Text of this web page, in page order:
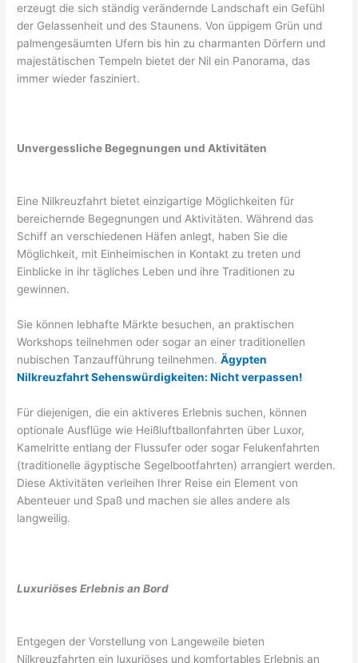
erzeugt die sich ständig verändernde Landschaft ein Gefühl
der Gelassenheit und des Staunens. Von üppigem Grün und
palmengesäumten Ufern bis hin zu charmanten Dörfern und
majestätischen Tempeln bietet der Nil ein Panorama, das
immer wieder fasziniert.
Unvergessliche Begegnungen und Aktivitäten
Eine Nilkreuzfahrt bietet einzigartige Möglichkeiten für
bereichernde Begegnungen und Aktivitäten. Während das
Schiff an verschiedenen Häfen anlegt, haben Sie die
Möglichkeit, mit Einheimischen in Kontakt zu treten und
Einblicke in ihr tägliches Leben und ihre Traditionen zu
gewinnen.
Sie können lebhafte Märkte besuchen, an praktischen
Workshops teilnehmen oder sogar an einer traditionellen
nubischen Tanzaufführung teilnehmen.Ägypten
Nilkreuzfahrt Sehenswürdigkeiten: Nicht verpassen!
Für diejenigen, die ein aktiveres Erlebnis suchen, können
optionale Ausflüge wie Heißluftballonfahrten über Luxor,
Kamelritte entlang der Flussufer oder sogar Felukenfahrten
(traditionelle ägyptische Segelbootfahrten) arrangiert werden.
Diese Aktivitäten verleihen Ihrer Reise ein Element von
Abenteuer und Spaß und machen sie alles andere als
langweilig.
Luxuriöses Erlebnis an Bord
Entgegen der Vorstellung von Langeweile bieten
Nilkreuzfahrten ein luxuriöses und komfortables Erlebnis an